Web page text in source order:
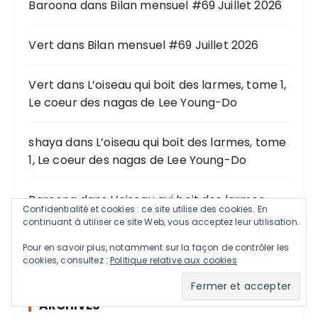
e
o
r
Baroona dans Bilan mensuel #69 Juillet 2026
Vert dans Bilan mensuel #69 Juillet 2026
Vert dans L’oiseau qui boit des larmes, tome 1,
Le coeur des nagas de Lee Young-Do
shayadans L’oiseau qui boit des larmes, tome
1, Le coeur des nagas de Lee Young-Do
BaroonadansL’oiseau qui boit des larmes,
tome 1, Le coeur des nagas de Lee Young-Do
ARCHIVES
Confidentialité et cookies : ce site utilise des cookies. En
continuant à utiliser ce site Web, vous acceptez leur utilisation.
Pour en savoir plus, notamment sur la façon de contrôler les
cookies, consultez :Politique relative aux cookies